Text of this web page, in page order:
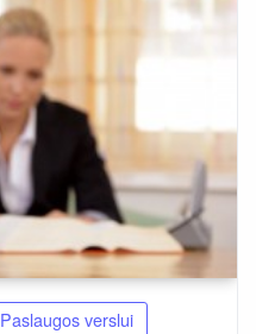
Paslaugos verslui